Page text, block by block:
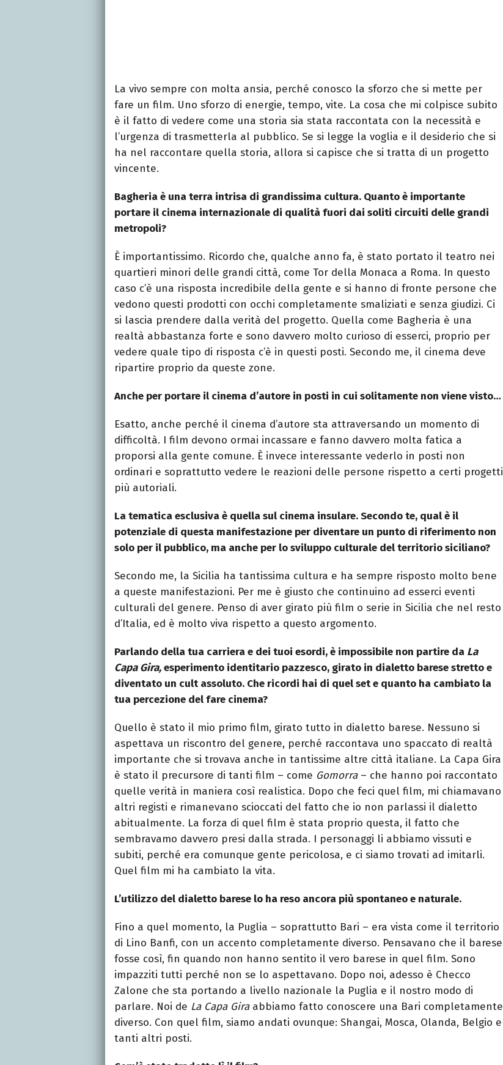
La vivo sempre con molta ansia, perché conosco la sforzo che si mette per
fare un film. Uno sforzo di energie, tempo, vite. La cosa che mi colpisce subito
è il fatto di vedere come una storia sia stata raccontata con la necessità e
l’urgenza di trasmetterla al pubblico. Se si legge la voglia e il desiderio che si
ha nel raccontare quella storia, allora si capisce che si tratta di un progetto
vincente.
Bagheria è una terra intrisa di grandissima cultura. Quanto è importante
portare il cinema internazionale di qualità fuori dai soliti circuiti delle grandi
metropoli?
È importantissimo. Ricordo che, qualche anno fa, è stato portato il teatro nei
quartieri minori delle grandi città, come Tor della Monaca a Roma. In questo
caso c’è una risposta incredibile della gente e si hanno di fronte persone che
vedono questi prodotti con occhi completamente smaliziati e senza giudizi. Ci
si lascia prendere dalla verità del progetto. Quella come Bagheria è una
realtà abbastanza forte e sono davvero molto curioso di esserci, proprio per
vedere quale tipo di risposta c’è in questi posti. Secondo me, il cinema deve
ripartire proprio da queste zone.
Anche per portare il cinema d’autore in posti in cui solitamente non viene visto…
Esatto, anche perché il cinema d’autore sta attraversando un momento di
difficoltà. I film devono ormai incassare e fanno davvero molta fatica a
proporsi alla gente comune. È invece interessante vederlo in posti non
ordinari e soprattutto vedere le reazioni delle persone rispetto a certi progetti
più autoriali.
La tematica esclusiva è quella sul cinema insulare. Secondo te, qual è il
potenziale di questa manifestazione per diventare un punto di riferimento non
solo per il pubblico, ma anche per lo sviluppo culturale del territorio siciliano?
Secondo me, la Sicilia ha tantissima cultura e ha sempre risposto molto bene
a queste manifestazioni. Per me è giusto che continuino ad esserci eventi
culturali del genere. Penso di aver girato più film o serie in Sicilia che nel resto
d’Italia, ed è molto viva rispetto a questo argomento.
Parlando della tua carriera e dei tuoi esordi, è impossibile non partire da La
Capa Gira,esperimento identitario pazzesco, girato in dialetto barese stretto e
diventato un cult assoluto. Che ricordi hai di quel set e quanto ha cambiato la
tua percezione del fare cinema?
Quello è stato il mio primo film, girato tutto in dialetto barese. Nessuno si
aspettava un riscontro del genere, perché raccontava uno spaccato di realtà
importante che si trovava anche in tantissime altre città italiane. La Capa Gira
è stato il precursore di tanti film – come Gomorra– che hanno poi raccontato
quelle verità in maniera così realistica. Dopo che feci quel film, mi chiamavano
altri registi e rimanevano scioccati del fatto che io non parlassi il dialetto
abitualmente. La forza di quel film è stata proprio questa, il fatto che
sembravamo davvero presi dalla strada. I personaggi li abbiamo vissuti e
subiti, perché era comunque gente pericolosa, e ci siamo trovati ad imitarli.
Quel film mi ha cambiato la vita.
L’utilizzo del dialetto barese lo ha reso ancora più spontaneo e naturale.
Fino a quel momento, la Puglia – soprattutto Bari – era vista come il territorio
di Lino Banfi, con un accento completamente diverso. Pensavano che il barese
fosse così, fin quando non hanno sentito il vero barese in quel film. Sono
impazziti tutti perché non se lo aspettavano. Dopo noi, adesso è Checco
Zalone che sta portando a livello nazionale la Puglia e il nostro modo di
parlare. Noi de La Capa Giraabbiamo fatto conoscere una Bari completamente
diverso. Con quel film, siamo andati ovunque: Shangai, Mosca, Olanda, Belgio e
tanti altri posti.